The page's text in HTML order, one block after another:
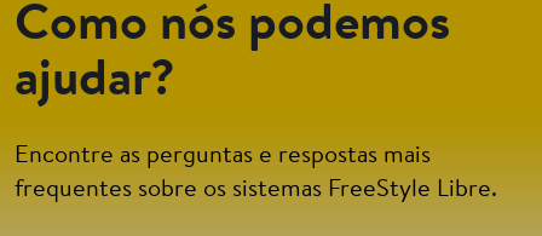
Como nós podemos
ajudar?
Encontre as perguntas e respostas mais
frequentes sobre os sistemas FreeStyle Libre.